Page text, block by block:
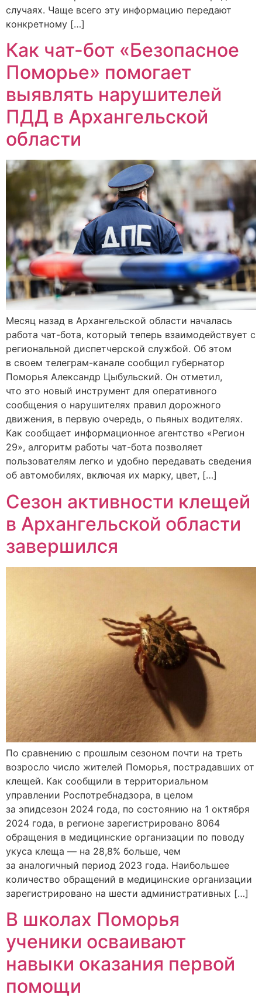
случаях. Чаще всего эту информацию передают
конкретному […]
Как чат-бот «Безопасное
Поморье» помогает
выявлять нарушителей
ПДД в Архангельской
области
Месяц назад в Архангельской области началась
работа чат-бота, который теперь взаимодействует с
региональной диспетчерской службой. Об этом
в своем телеграм-канале сообщил губернатор
Поморья Александр Цыбульский. Он отметил,
что это новый инструмент для оперативного
сообщения о нарушителях правил дорожного
движения, в первую очередь, о пьяных водителях.
Как сообщает информационное агентство «Регион
29», алгоритм работы чат-бота позволяет
пользователям легко и удобно передавать сведения
об автомобилях, включая их марку, цвет, […]
Сезон активности клещей
в Архангельской области
завершился
По сравнению с прошлым сезоном почти на треть
возросло число жителей Поморья, пострадавших от
клещей. Как сообщили в территориальном
управлении Роспотребнадзора, в целом
за эпидсезон 2024 года, по состоянию на 1 октября
2024 года, в регионе зарегистрировано 8064
обращения в медицинские организации по поводу
укуса клеща — на 28,8% больше, чем
за аналогичный период 2023 года. Наибольшее
количество обращений в медицинские организации
зарегистрировано на шести административных […]
В школах Поморья
ученики осваивают
навыки оказания первой
помощи